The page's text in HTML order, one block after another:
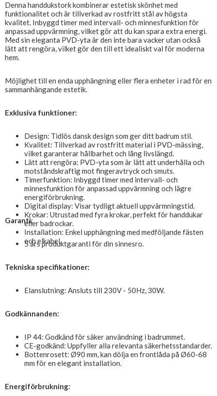
Denna handdukstork kombinerar estetisk skönhet med
funktionalitet och är tillverkad av rostfritt stål av högsta
kvalitet. Inbyggd timer med intervall- och minnesfunktion för
anpassad uppvärmning, vilket gör att du kan spara extra energi.
Med sin eleganta PVD-yta är den inte bara vacker utan också
lätt att rengöra, vilket gör den till ett idealiskt val för moderna
hem.
Möjlighet till en enda upphängning eller flera enheter i rad för en
sammanhängande estetik.
Exklusiva funktioner:
Design: Tidlös dansk design som ger ditt badrum stil.
Kvalitet: Tillverkad av rostfritt material i PVD-mässing,
vilket garanterar hållbarhet och lång livslängd.
Lätt att rengöra: PVD-yta som är lätt att underhålla och
motståndskraftig mot fingeravtryck och smuts.
Timerfunktion: Inbyggd timer med intervall- och
minnesfunktion för anpassad uppvärmning och lägre
energiförbrukning.
Digital display: Visar tydligt aktuell uppvärmningstid.
Krokar: Utrustad med fyra krokar, perfekt för handdukar
eller badrockar.
Installation: Enkel upphängning med medföljande fästen
och elkabel.
Garanti:
5 års produktgaranti för din sinnesro.
Tekniska specifikationer:
Elanslutning: Ansluts till 230V - 50Hz, 30W.
Godkännanden:
IP 44: Godkänd för säker användning i badrummet.
CE-godkänd: Uppfyller alla relevanta säkerhetsstandarder.
Bottenrosett: Ø90 mm, kan dölja en frontlåda på Ø60-68
mm för en elegant installation.
Energiförbrukning: